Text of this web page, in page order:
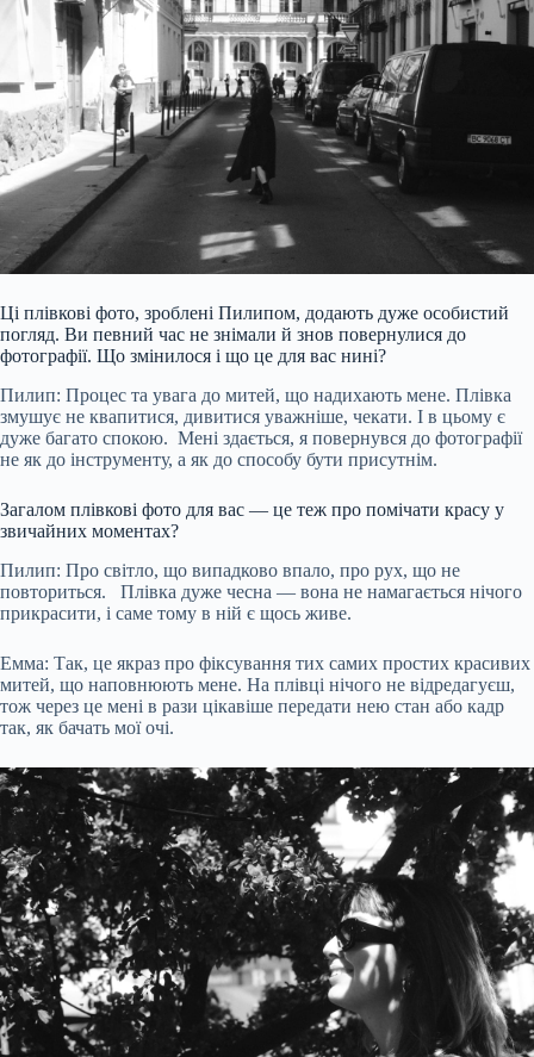
Ці плівкові фото, зроблені Пилипом, додають дуже особистий
погляд. Ви певний час не знімали й знов повернулися до
фотографії. Що змінилося і що це для вас нині?
Пилип: Процес та увага до митей, що надихають мене. Плівка
змушує не квапитися, дивитися уважніше, чекати. І в цьому є
дуже багато спокою. Мені здається, я повернувся до фотографії
не як до інструменту, а як до способу бути присутнім.
Загалом плівкові фото для вас — це теж про помічати красу у
звичайних моментах?
Пилип: Про світло, що випадково впало, про рух, що не
повториться. Плівка дуже чесна — вона не намагається нічого
прикрасити, і саме тому в ній є щось живе.
Емма: Так, це якраз про фіксування тих самих простих красивих
митей, що наповнюють мене. На плівці нічого не відредагуєш,
тож через це мені в рази цікавіше передати нею стан або кадр
так, як бачать мої очі.